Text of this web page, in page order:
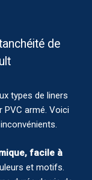
de
types de liners
PVC armé. Voici
facile à
et motifs.